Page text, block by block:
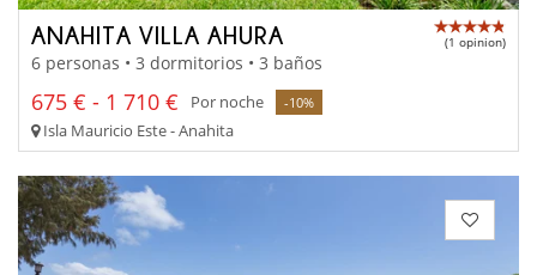
ANAHITA VILLA AHURA (1 opinion)
6 personas • 3 dormitorios • 3 baños
675 € - 1 710 € Por noche -10%
Isla Mauricio Este - Anahita